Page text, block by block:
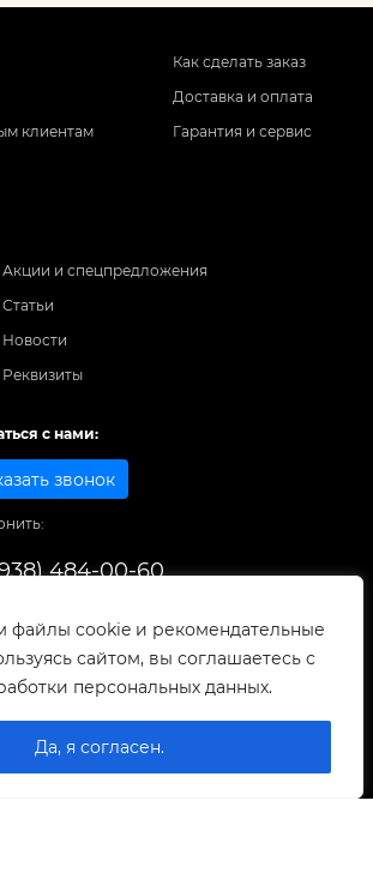
файлы cookie и рекомендательные
сайтом, вы соглашаетесь с
персональных данных.
Да, я согласен.
клиентам
Как сделать заказ
Доставка и оплата
Гарантия и сервис
Акции и спецпредложения
Статьи
Новости
Реквизиты
с нами:
звонок
484-00-60
© 1998-2026
0